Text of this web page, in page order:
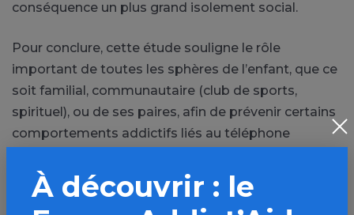
conséquence un plus grand isolement social.
Pour conclure, cette étude souligne le rôle
important de toutes les sphères de l’enfant, que ce
soit familial, communautaire (club de sports,
spirituel), ou de ses paires, afin de prévenir certains
comportements addictifs liés au téléphone
Même si tous les entourages sociaux préviennent
À découvrir : le